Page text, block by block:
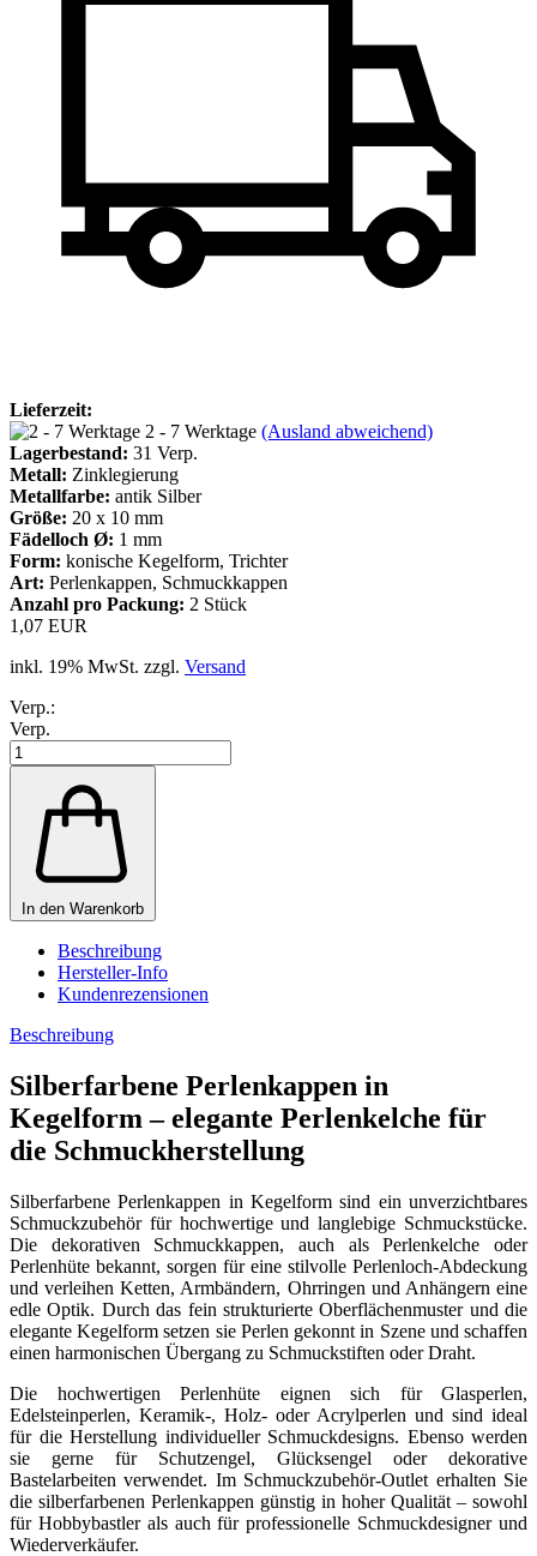
Lieferzeit:
2 - 7 Werktage (Ausland abweichend)
Lagerbestand: 31 Verp.
Metall: Zinklegierung
Metallfarbe: antik Silber
Größe: 20 x 10 mm
Fädelloch Ø: 1 mm
Form: konische Kegelform, Trichter
Art: Perlenkappen, Schmuckkappen
Anzahl pro Packung: 2 Stück
1,07 EUR
inkl. 19% MwSt. zzgl. Versand
Verp.:
Verp.
In den Warenkorb
Beschreibung
Hersteller-Info
Kundenrezensionen
Beschreibung
Silberfarbene Perlenkappen in
Kegelform – elegante Perlenkelche für
die Schmuckherstellung
Silberfarbene Perlenkappen in Kegelform sind ein unverzichtbares
Schmuckzubehör für hochwertige und langlebige Schmuckstücke.
Die dekorativen Schmuckkappen, auch als Perlenkelche oder
Perlenhüte bekannt, sorgen für eine stilvolle Perlenloch-Abdeckung
und verleihen Ketten, Armbändern, Ohrringen und Anhängern eine
edle Optik. Durch das fein strukturierte Oberflächenmuster und die
elegante Kegelform setzen sie Perlen gekonnt in Szene und schaffen
einen harmonischen Übergang zu Schmuckstiften oder Draht.
Die hochwertigen Perlenhüte eignen sich für Glasperlen,
Edelsteinperlen, Keramik-, Holz- oder Acrylperlen und sind ideal
für die Herstellung individueller Schmuckdesigns. Ebenso werden
sie gerne für Schutzengel, Glücksengel oder dekorative
Bastelarbeiten verwendet. Im Schmuckzubehör-Outlet erhalten Sie
die silberfarbenen Perlenkappen günstig in hoher Qualität – sowohl
für Hobbybastler als auch für professionelle Schmuckdesigner und
Wiederverkäufer.